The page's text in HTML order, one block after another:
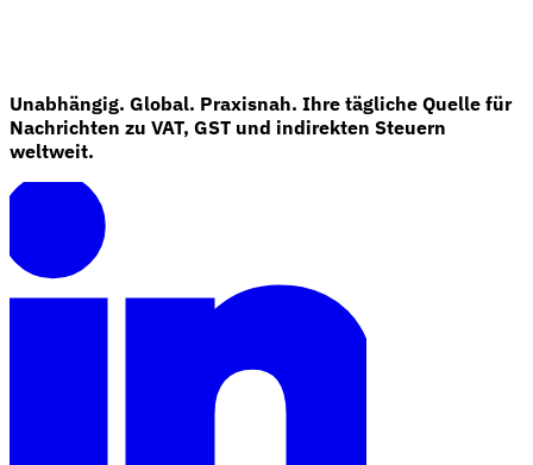
Unabhängig. Global. Praxisnah. Ihre tägliche Quelle für
Nachrichten zu VAT, GST und indirekten Steuern
weltweit.